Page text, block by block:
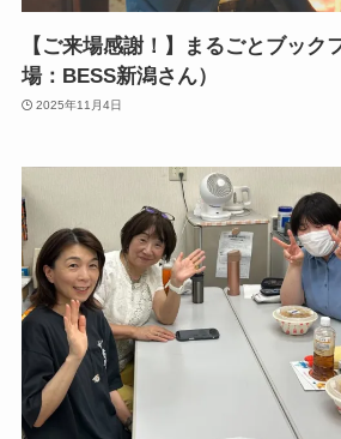
【ご来場感謝！】まるごとブック
場：BESS新潟さん）
2025年11月4日